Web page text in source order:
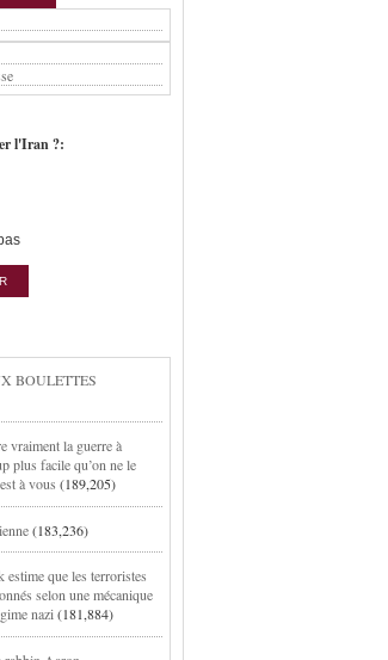
l'Iran ?:
BOULETTES
vraiment la guerre à
plus facile qu’on ne le
à vous (189,205)
(183,236)
que les terroristes
selon une mécanique
nazi (181,884)